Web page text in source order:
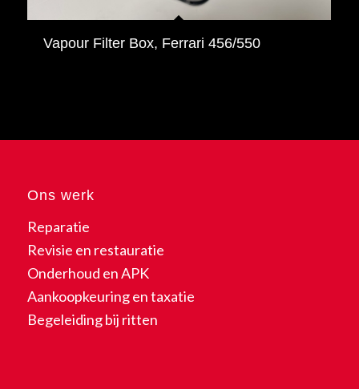
Vapour Filter Box, Ferrari 456/550
Ons werk
Reparatie
Revisie en restauratie
Onderhoud en APK
Aankoopkeuring en taxatie
Begeleiding bij ritten